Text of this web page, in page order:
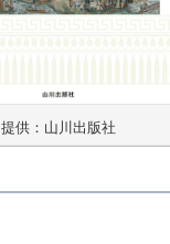
提供：山川出版社